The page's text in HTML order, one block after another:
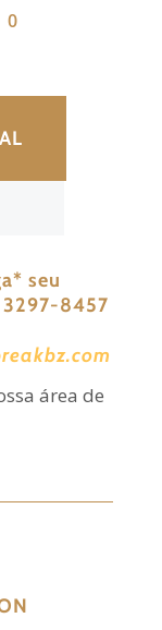
0
* seu
3297-8457
área de